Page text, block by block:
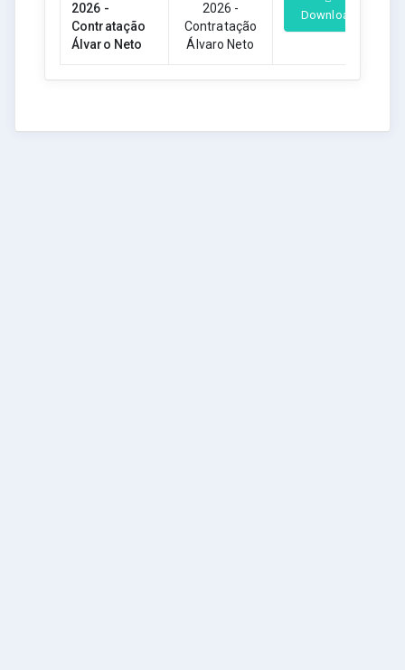
2026 -
Contratação
Álvaro Neto
2026 -
Contratação
Álvaro Neto
Download